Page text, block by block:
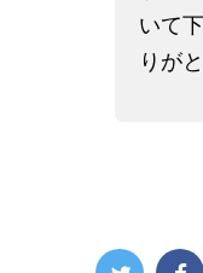
いて
りが